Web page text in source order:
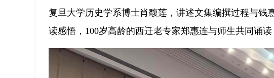
复旦大学历史学系博士肖馥莲，讲述文集编撰过程与
读感悟，100岁高龄的西迁老专家郑惠连与师生共同诵